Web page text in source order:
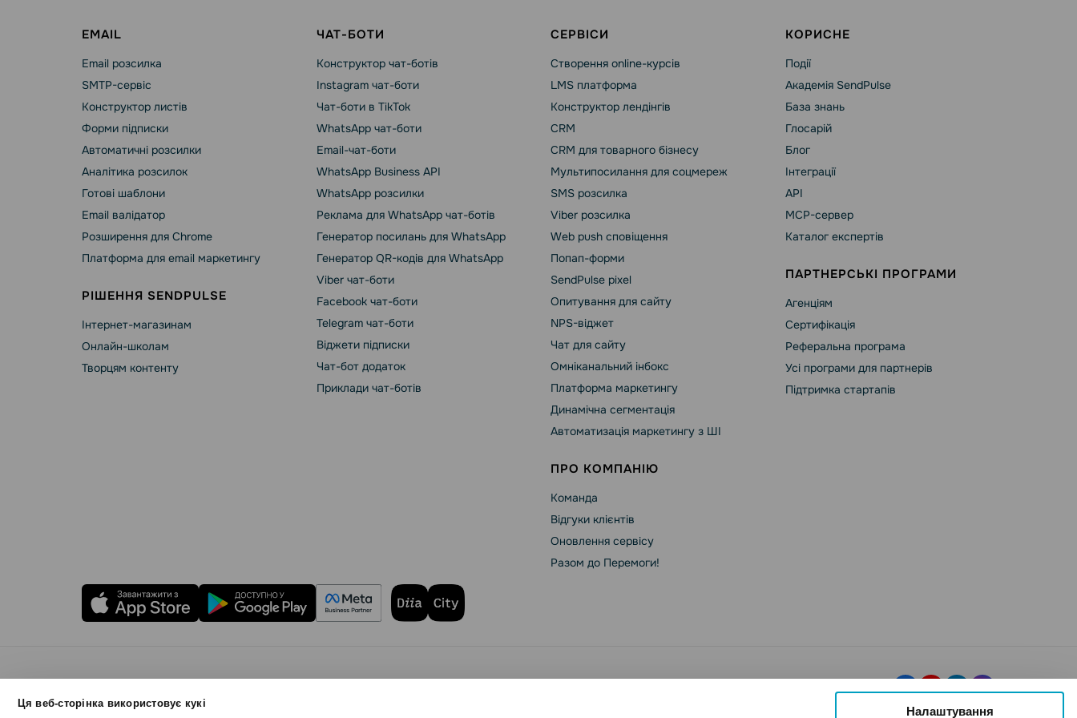
Ця веб-сторінка використовує кукі
Налаштування
EMAIL
Email розсилка
SMTP-сервіс
Конструктор листів
Форми підписки
Автоматичні розсилки
Аналітика розсилок
Готові шаблони
Email валідатор
Розширення для Chrome
Платформа для email маркетингу
РІШЕННЯ SENDPULSE
Інтернет-магазинам
Онлайн-школам
Творцям контенту
ЧАТ-БОТИ
Конструктор чат-ботів
Instagram чат-боти
Чат-боти в TikTok
WhatsApp чат-боти
Email-чат-боти
WhatsApp Business API
WhatsApp розсилки
Реклама для WhatsApp чат-ботів
Генератор посилань для WhatsApp
Генератор QR-кодів для WhatsApp
Viber чат-боти
Facebook чат-боти
Telegram чат-боти
Віджети підписки
Чат-бот додаток
Приклади чат-ботів
СЕРВІСИ
Створення online-курсів
LMS платформа
Конструктор лендінгів
CRM
CRM для товарного бізнесу
Мультипосилання для соцмереж
SMS розсилка
Viber розсилка
Web push сповіщення
Попап-форми
SendPulse pixel
Опитування для сайту
NPS-віджет
Чат для сайту
Омніканальний інбокс
Платформа маркетингу
Динамічна сегментація
Автоматизація маркетингу з ШІ
ПРО КОМПАНІЮ
Команда
Відгуки клієнтів
Оновлення сервісу
Разом до Перемоги!
КОРИСНЕ
Події
Академія SendPulse
База знань
Глосарій
Блог
Інтеграції
API
MCP-сервер
Каталог експертів
ПАРТНЕРСЬКІ ПРОГРАМИ
Агенціям
Сертифікація
Реферальна програма
Усі програми для партнерів
Підтримка стартапів